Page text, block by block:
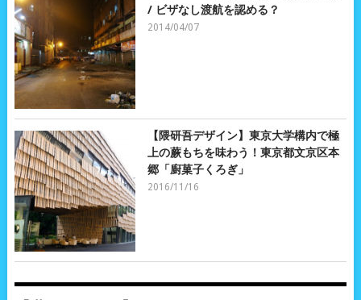
/ ビザなし渡航を認める？
2014/04/07
【隈研吾デザイン】東京大学構内で極
上の蕨もちを味わう！東京都文京区本
郷「廚菓子くろぎ」
2016/11/16